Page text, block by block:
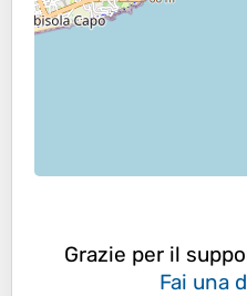
Grazie per il
Fai una